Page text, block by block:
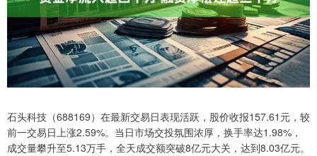
石头科技（688169）在最新交易日表现活跃，股价收报157.61元，较
前一交易日上涨2.59%。当日市场交投氛围浓厚，换手率达1.98%，
成交量攀升至5.13万手，全天成交额突破8亿元大关，达到8.03亿元。